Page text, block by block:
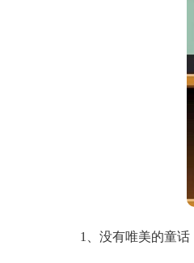
1、没有唯美的童